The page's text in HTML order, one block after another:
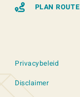
PLAN ROUTE
Privacybeleid
Disclaimer